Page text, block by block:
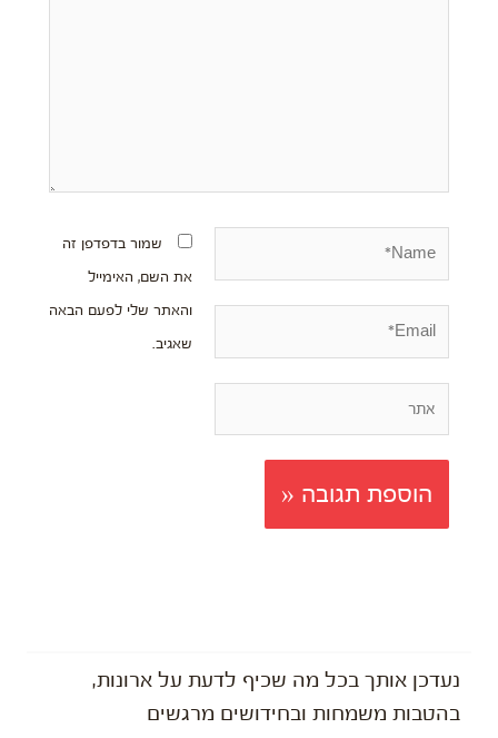
שמור בדפדפן זה
את השם, האימייל
והאתר שלי לפעם הבאה
שאגיב.
נעדכן אותך בכל מה שכיף לדעת על ארונות,
בהטבות משמחות ובחידושים מרגשים